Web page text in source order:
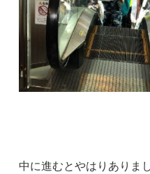
中に進むとやはりありま